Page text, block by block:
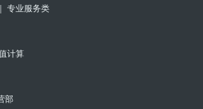
专业服务类
计算
部